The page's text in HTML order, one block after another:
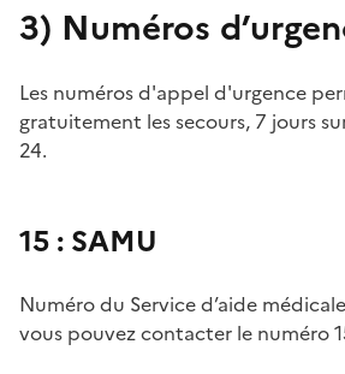
3) Numéros
Les numéros d'appel d'urgence
gratuitement les secours, 7 jours
24.
15 : SAMU
Numéro du Service d’aide
vous pouvez contacter le numéro